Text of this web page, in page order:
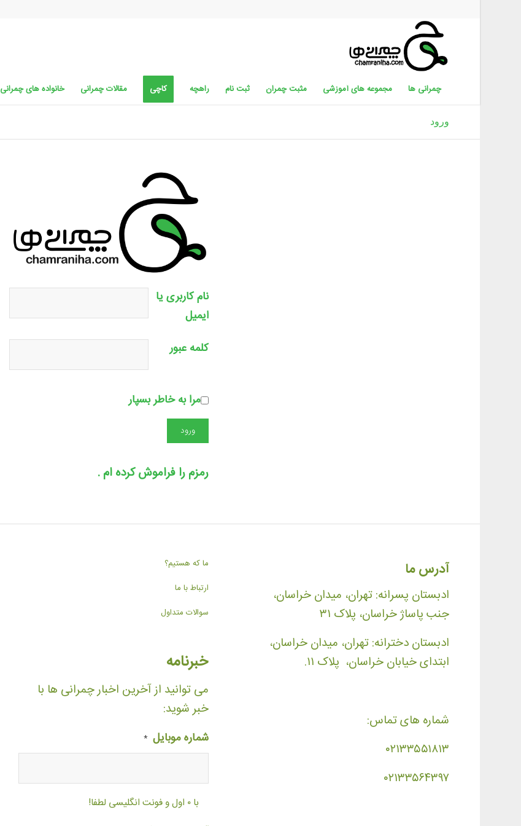
چمرانی ها مجموعه های آموزشی مثبت چمران ثبت نام راهچه کاچی مقالات چمرانی خانواده های چمرانی
ورود
نام کاربری یا
ایمیل
کلمه عبور
مرا به خاطر بسپار
رمزم را فراموش کرده ام .
آدرس ما
ادبستان پسرانه: تهران، میدان خراسان،
جنب پاساژ خراسان، پلاک ۳۱
ادبستان دخترانه: تهران، میدان خراسان،
ابتدای خیابان خراسان، پلاک ۱۱.
شماره های تماس:
۰۲۱۳۳۵۵۱۸۱۳
۰۲۱۳۳۵۶۴۳۹۷
ما که هستیم؟
ارتباط با ما
سوالات متداول
خبرنامه
می توانید از آخرین اخبار چمرانی ها با
خبر شوید:
شماره موبایل *
با ۰ اول و فونت انگلیسی لطفا!